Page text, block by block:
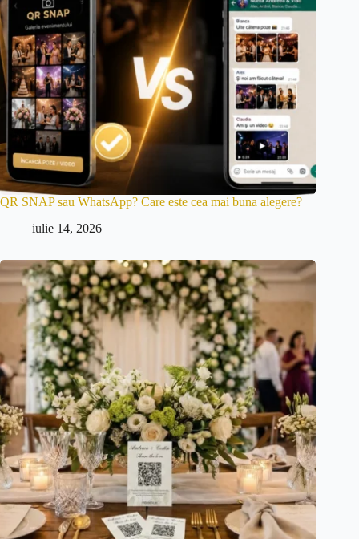
QR SNAP sau WhatsApp? Care este cea mai buna alegere?
iulie 14, 2026